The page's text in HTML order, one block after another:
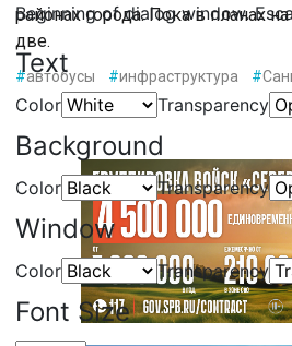
Beginning of dialog window.
Text
Color Transparency
Background
Color Transparency
Window
Color Transparency
Font Size
районах города. Пока в планах
две.
#автобусы #инфраструктура #